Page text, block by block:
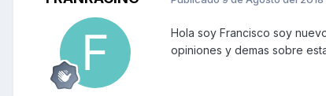
Hola soy Francisco soy
opiniones y demas sobre